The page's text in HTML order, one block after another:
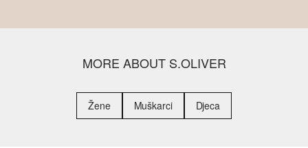
MORE ABOUT S.OLIVER
Žene Muškarci Djeca